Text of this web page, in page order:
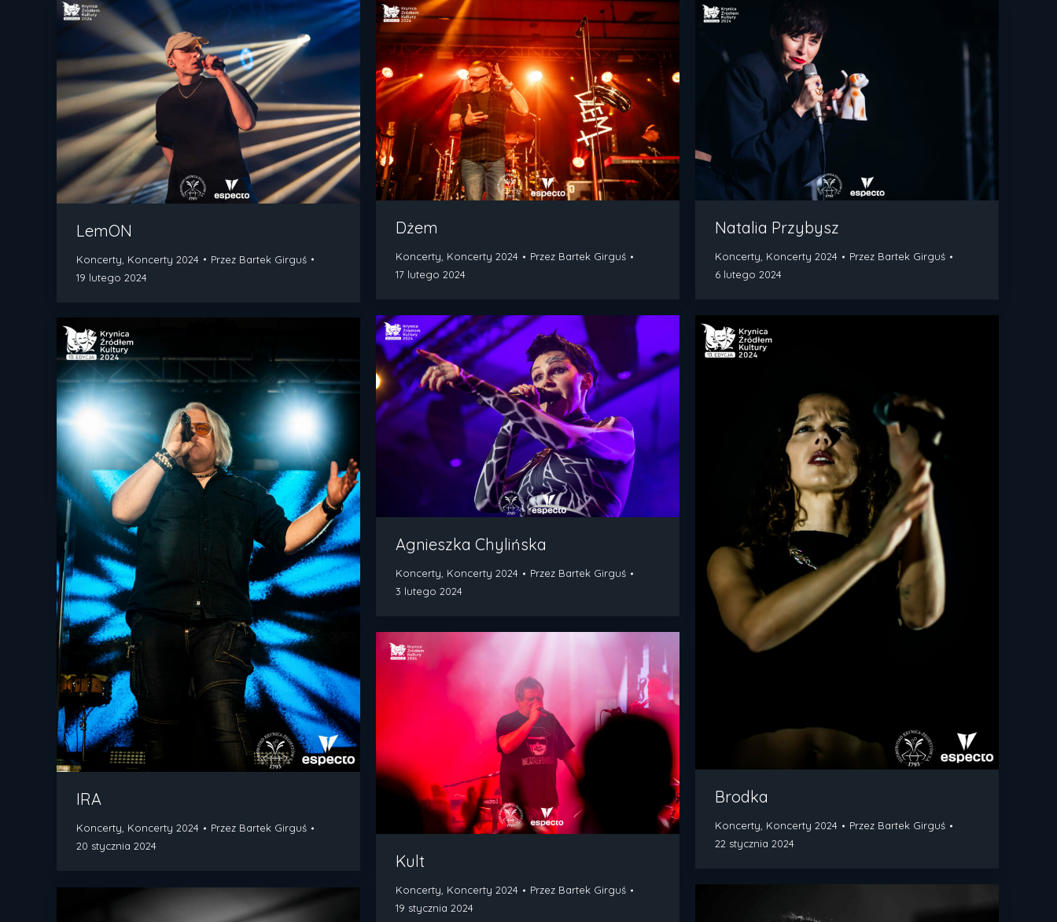
LemON
Koncerty Koncerty 2024 Przez Bartek Girguś
19 lutego 2024
Dżem
Koncerty Koncerty 2024 Przez Bartek Girguś
17 lutego 2024
Natalia Przybysz
Koncerty Koncerty 2024 Przez Bartek Girguś
6 lutego 2024
Agnieszka Chylińska
Koncerty Koncerty 2024 Przez Bartek Girguś
3 lutego 2024
Brodka
Koncerty, Koncerty 2024 Przez Bartek Girguś
22 stycznia 2024
IRA
Koncerty, Koncerty 2024 Przez Bartek Girguś
20 stycznia 2024
Kult
Koncerty Koncerty 2024 Przez Bartek Girguś
19 stycznia 2024